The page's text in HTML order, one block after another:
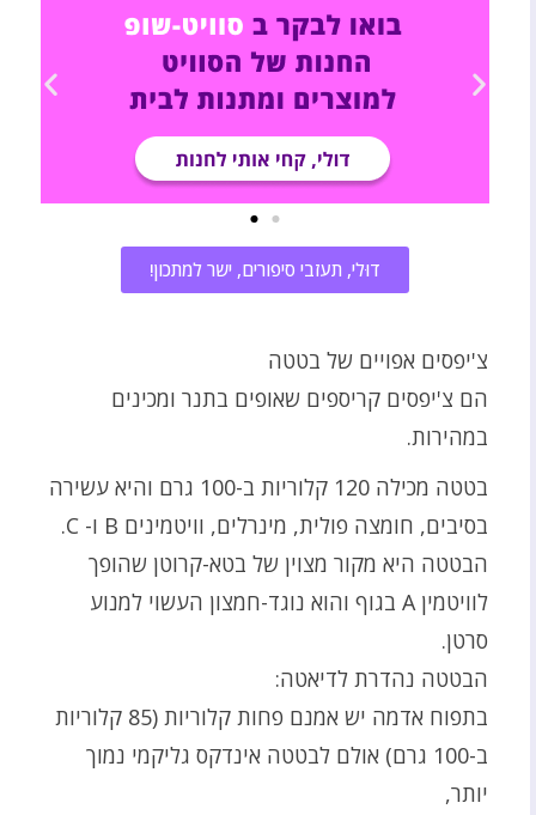
דוּלי, תעזבי סיפורים, ישר למתכון!
צ'יפסים אפויים של בטטה
הם צ'יפסים קריספים שאופים בתנר ומכינים
במהירות.
בטטה מכילה 120 קלוריות ב-100 גרם והיא עשירה
בסיבים, חומצה פולית, מינרלים, וויטמינים B ו- C.
הבטטה היא מקור מצוין של בטא-קרוטן שהופך
לוויטמין A בגוף והוא נוגד-חמצון העשוי למנוע
סרטן.
הבטטה נהדרת לדיאטה:
בתפוח אדמה יש אמנם פחות קלוריות (85 קלוריות
ב-100 גרם) אולם לבטטה אינדקס גליקמי נמוך
יותר,